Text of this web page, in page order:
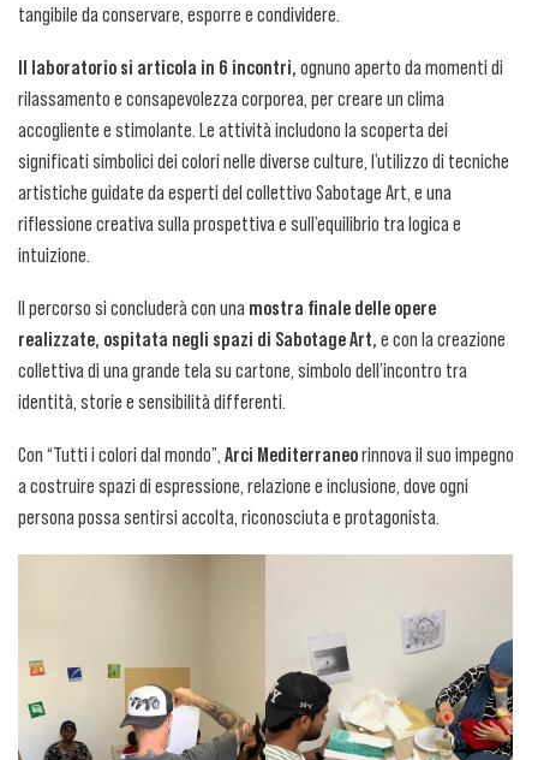
tangibile da conservare, esporre e condividere.
Il laboratorio si articola in 6 incontri, ognuno aperto da momenti di
rilassamento e consapevolezza corporea, per creare un clima
accogliente e stimolante. Le attività includono la scoperta dei
significati simbolici dei colori nelle diverse culture, l’utilizzo di tecniche
artistiche guidate da esperti del collettivo Sabotage Art, e una
riflessione creativa sulla prospettiva e sull’equilibrio tra logica e
intuizione.
Il percorso si concluderà con una mostra finale delle opere
realizzate, ospitata negli spazi di Sabotage Art, e con la creazione
collettiva di una grande tela su cartone, simbolo dell’incontro tra
identità, storie e sensibilità differenti.
Con “Tutti i colori dal mondo”, Arci Mediterraneorinnova il suo impegno
a costruire spazi di espressione, relazione e inclusione, dove ogni
persona possa sentirsi accolta, riconosciuta e protagonista.